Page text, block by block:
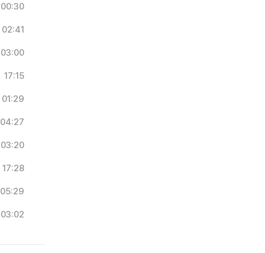
00:30
02:41
03:00
17:15
01:29
04:27
03:20
17:28
05:29
03:02